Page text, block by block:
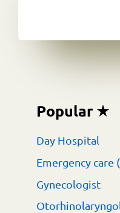
Popular
Day Hospital
Emergency care
Gynecologist